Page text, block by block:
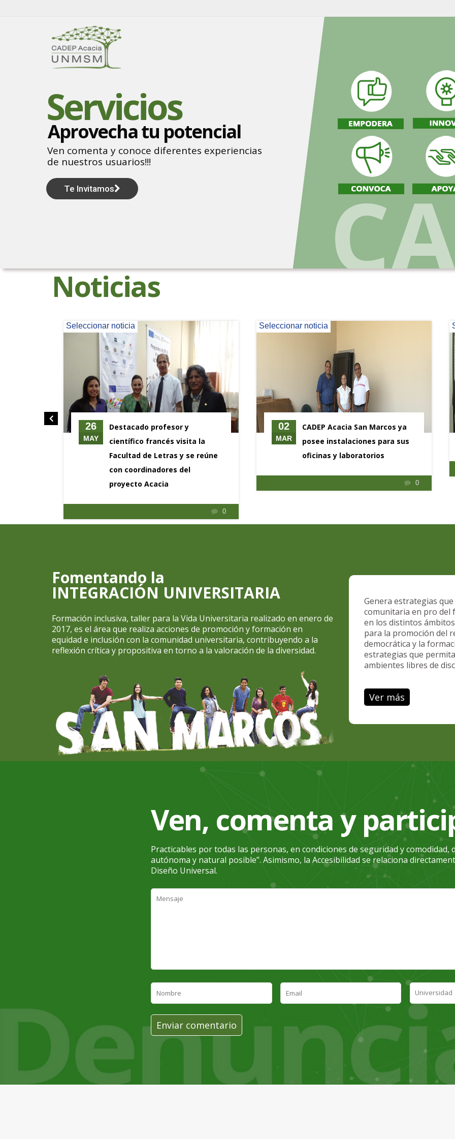
Noticias
26
MAY
Destacado profesor y
científico francés visita la
Facultad de Letras y se reúne
con coordinadores del
proyecto Acacia
0
Seleccionar noticia
02
MAR
CADEP Acacia San Marcos ya
posee instalaciones para sus
oficinas y laboratorios
0
Seleccionar noticia
Fomentando la
INTEGRACIÓN UNIVERSITARIA
Formación inclusiva, taller para la Vida Universitaria realizado en enero de
2017, es el área que realiza acciones de promoción y formación en
equidad e inclusión con la comunidad universitaria, contribuyendo a la
reflexión crítica y propositiva en torno a la valoración de la diversidad.
Genera estrategias
comunitaria en pro del
en los distintos
para la promoción del
democrática y la
estrategias que
ambientes libres de
Ver más
Ven, comenta y
Practicables por todas las personas, en condiciones de seguridad y comodidad,
autónoma y natural posible”. Asimismo, la Accesibilidad se relaciona
Diseño Universal.
Comentario
Nombre * Email * Universidad